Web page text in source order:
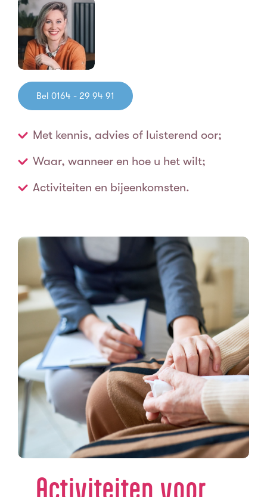
Bel 0164 - 29 94 91
Met kennis, advies of luisterend oor;
Waar, wanneer en hoe u het wilt;
Activiteiten en bijeenkomsten.
Activiteiten voor